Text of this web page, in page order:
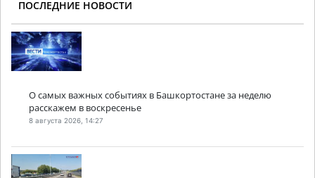
ПОСЛЕДНИЕ НОВОСТИ
О самых важных событиях в Башкортостане за неделю
расскажем в воскресенье
8 августа 2026, 14:27